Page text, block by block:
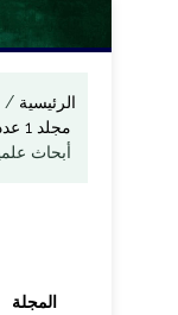
الرئيسية/
مجلد 1 عدد 2 (2020): العدد الثاني
أبحاث